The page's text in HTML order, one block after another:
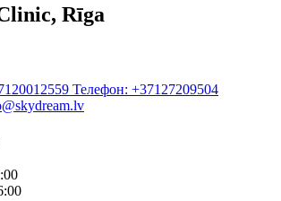
Rīga
Телефон: +37127209504